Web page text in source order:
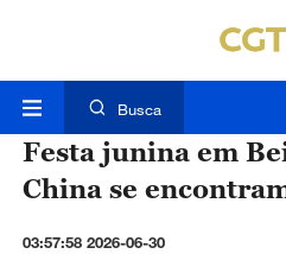
Busca
Festa junina em
China se
03:57:58 2026-06-30